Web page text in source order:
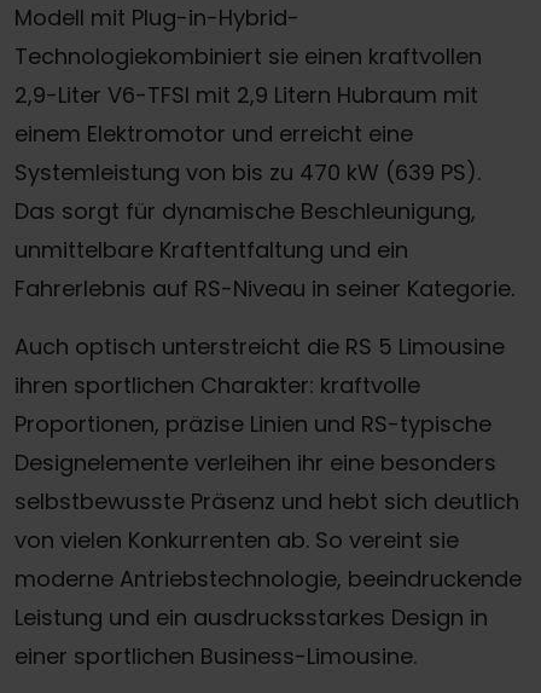
Modell mit Plug-in-Hybrid-
Technologiekombiniert sie einen kraftvollen
2,9-Liter V6-TFSI mit 2,9 Litern Hubraum mit
einem Elektromotor und erreicht eine
Systemleistung von bis zu 470 kW (639 PS).
Das sorgt für dynamische Beschleunigung,
unmittelbare Kraftentfaltung und ein
Fahrerlebnis auf RS-Niveau in seiner Kategorie.
Auch optisch unterstreicht die RS 5 Limousine
ihren sportlichen Charakter: kraftvolle
Proportionen, präzise Linien und RS-typische
Designelemente verleihen ihr eine besonders
selbstbewusste Präsenz und hebt sich deutlich
von vielen Konkurrenten ab. So vereint sie
moderne Antriebstechnologie, beeindruckende
Leistung und ein ausdrucksstarkes Design in
einer sportlichen Business-Limousine.